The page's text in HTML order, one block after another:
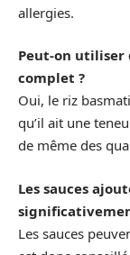
allergies.
Peut-on utiliser
complet ?
Oui, le riz
qu’il ait une
de même des
Les sauces
Les sauces